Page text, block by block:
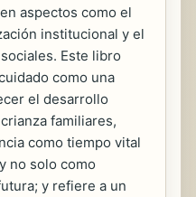
aspectos como el
institucional y el
Este libro
como una
el desarrollo
familiares,
como tiempo vital
no solo como
y refiere a un